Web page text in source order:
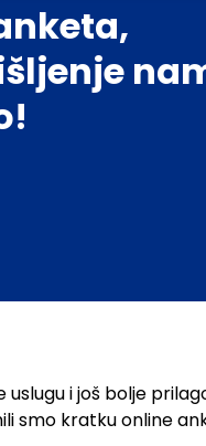
uslugu i još bolje
smo kratku online